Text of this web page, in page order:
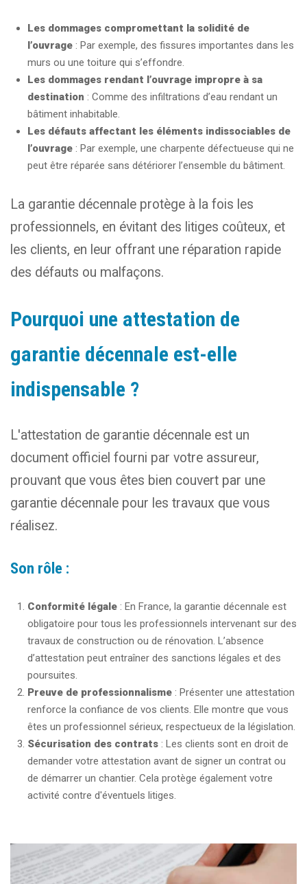
Les dommages compromettant la solidité de
l’ouvrage : Par exemple, des fissures importantes dans les
murs ou une toiture qui s’effondre.
Les dommages rendant l’ouvrage impropre à sa
destination : Comme des infiltrations d’eau rendant un
bâtiment inhabitable.
Les défauts affectant les éléments indissociables de
l’ouvrage : Par exemple, une charpente défectueuse qui ne
peut être réparée sans détériorer l’ensemble du bâtiment.
La garantie décennale protège à la fois les
professionnels, en évitant des litiges coûteux, et
les clients, en leur offrant une réparation rapide
des défauts ou malfaçons.
Pourquoi une attestation de
garantie décennale est-elle
indispensable ?
L'attestation de garantie décennale est un
document officiel fourni par votre assureur,
prouvant que vous êtes bien couvert par une
garantie décennale pour les travaux que vous
réalisez.
Son rôle :
Conformité légale : En France, la garantie décennale est
obligatoire pour tous les professionnels intervenant sur des
travaux de construction ou de rénovation. L’absence
d’attestation peut entraîner des sanctions légales et des
poursuites.
Preuve de professionnalisme : Présenter une attestation
renforce la confiance de vos clients. Elle montre que vous
êtes un professionnel sérieux, respectueux de la législation.
Sécurisation des contrats : Les clients sont en droit de
demander votre attestation avant de signer un contrat ou
de démarrer un chantier. Cela protège également votre
activité contre d'éventuels litiges.